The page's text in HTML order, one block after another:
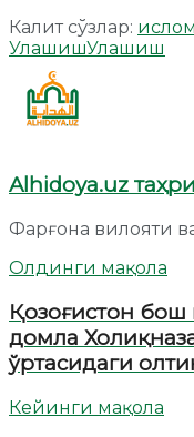
Калит сўзлар:
УлашишУлашиш
Alhidoya.uz
Фарғона вилояти
Олдинги мақола
Қозоғистон
домла
ўртасидаги
Кейинги мақола